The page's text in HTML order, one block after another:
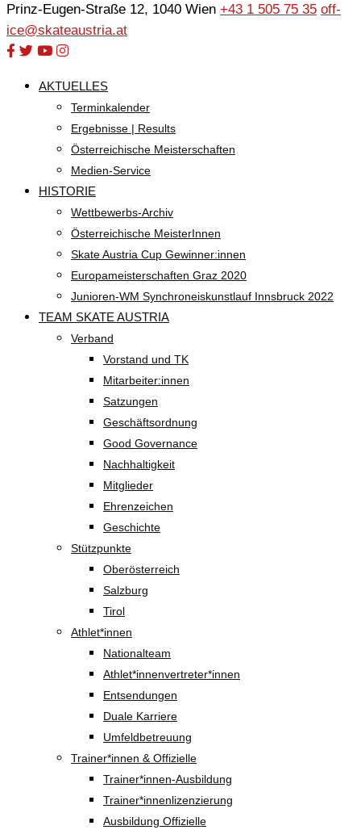
Prinz-Eugen-Straße 12, 1040 Wien +43 1 505 75 35 off-
ice@skateaustria.at
AKTUELLES
Terminkalender
Ergebnisse | Results
Österreichische Meisterschaften
Medien-Service
HISTORIE
Wettbewerbs-Archiv
Österreichische MeisterInnen
Skate Austria Cup Gewinner:innen
Europameisterschaften Graz 2020
Junioren-WM Synchroneiskunstlauf Innsbruck 2022
TEAM SKATE AUSTRIA
Verband
Vorstand und TK
Mitarbeiter:innen
Satzungen
Geschäftsordnung
Good Governance
Nachhaltigkeit
Mitglieder
Ehrenzeichen
Geschichte
Stützpunkte
Oberösterreich
Salzburg
Tirol
Athlet*innen
Nationalteam
Athlet*innenvertreter*innen
Entsendungen
Duale Karriere
Umfeldbetreuung
Trainer*innen & Offizielle
Trainer*innen-Ausbildung
Trainer*innenlizenzierung
Ausbildung Offizielle